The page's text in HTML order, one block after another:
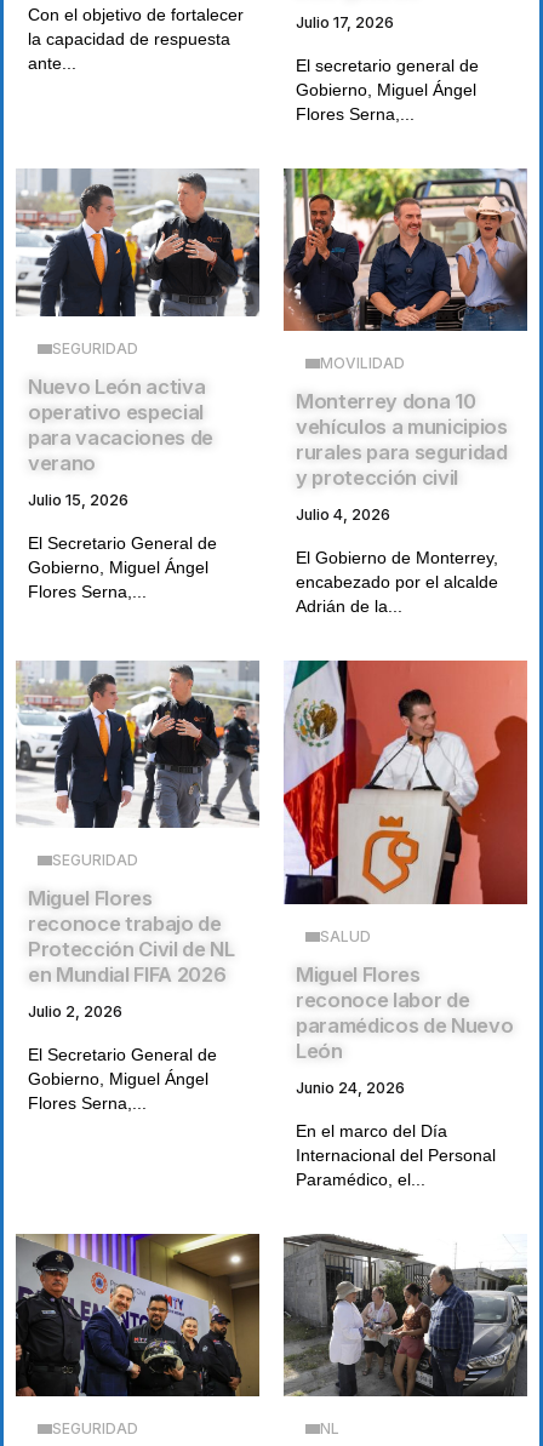
Con el objetivo de fortalecer
la capacidad de respuesta
ante...
Julio 17, 2026
El secretario general de
Gobierno, Miguel Ángel
Flores Serna,...
SEGURIDAD
Nuevo León activa
operativo especial
para vacaciones de
verano
Julio 15, 2026
El Secretario General de
Gobierno, Miguel Ángel
Flores Serna,...
MOVILIDAD
Monterrey dona 10
vehículos a municipios
rurales para seguridad
y protección civil
Julio 4, 2026
El Gobierno de Monterrey,
encabezado por el alcalde
Adrián de la...
SEGURIDAD
Miguel Flores
reconoce trabajo de
Protección Civil de NL
en Mundial FIFA 2026
Julio 2, 2026
El Secretario General de
Gobierno, Miguel Ángel
Flores Serna,...
SALUD
Miguel Flores
reconoce labor de
paramédicos de Nuevo
León
Junio 24, 2026
En el marco del Día
Internacional del Personal
Paramédico, el...
SEGURIDAD NL